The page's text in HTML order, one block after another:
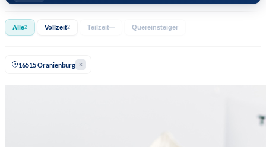
Alle2 Vollzeit2 Teilzeit— Quereinsteiger
16515 Oranienburg